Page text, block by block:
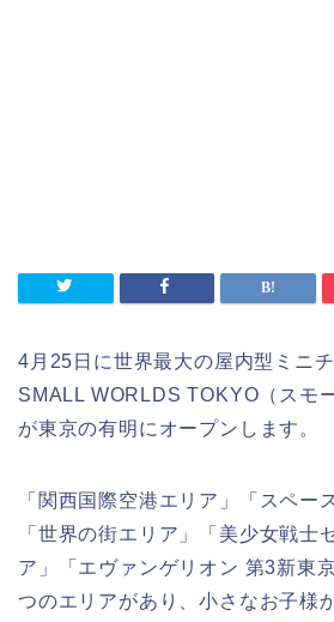
4月25日に世界最大の屋内型ミニ
SMALL WORLDS TOKYO（スモ
が東京の有明にオープンします。
「関西国際空港エリア」「スペー
「世界の街エリア」「美少女戦士
ア」「エヴァンゲリオン 第3新東
つのエリアがあり、小さなお子様